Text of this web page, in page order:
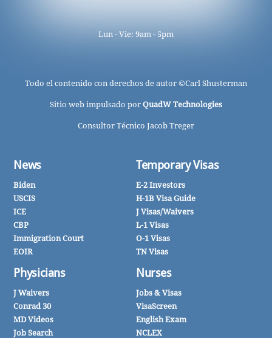
Lun - Vie: 9am - 5pm
Todo el contenido con derechos de autor ©Carl Shusterman
Sitio web impulsado por QuadW Technologies
Consultor Técnico Jacob Treger
News
Biden
USCIS
ICE
CBP
Immigration Court
EOIR
Physicians
J Waivers
Conrad 30
MD Videos
Job Search
Temporary Visas
E-2 Investors
H-1B Visa Guide
J Visas/Waivers
L-1 Visas
O-1 Visas
TN Visas
Nurses
Jobs & Visas
VisaScreen
English Exam
NCLEX